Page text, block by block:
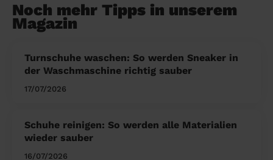
Noch mehr Tipps in unserem
Magazin
Turnschuhe waschen: So werden Sneaker in
der Waschmaschine richtig sauber
17/07/2026
Schuhe reinigen: So werden alle Materialien
wieder sauber
16/07/2026